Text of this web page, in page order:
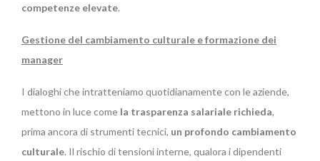
competenze elevate.
Gestione del cambiamento culturale e formazione dei
manager
I dialoghi che intratteniamo quotidianamente con le aziende,
mettono in luce come la trasparenza salariale richieda,
prima ancora di strumenti tecnici, un profondo cambiamento
culturale. Il rischio di tensioni interne, qualora i dipendenti